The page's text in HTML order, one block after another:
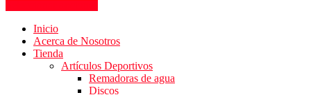
Inicio
Acerca de Nosotros
Tienda
Artículos Deportivos
Remadoras de agua
Discos